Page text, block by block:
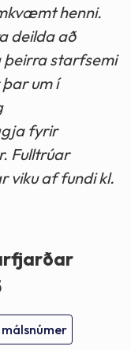
henni.
deilda að
starfsemi
um í
fyrir
Fulltrúar
viku af fundi kl.